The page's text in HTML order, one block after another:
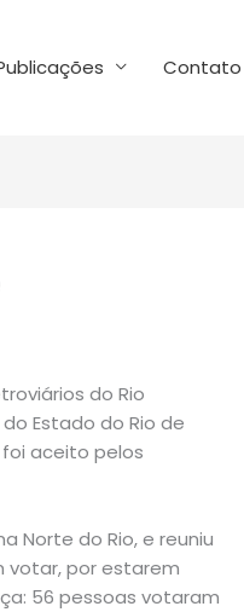
Contato
do Rio
Estado do Rio de
foi aceito pelos
Norte do Rio, e reuniu
votar, por estarem
56 pessoas votaram